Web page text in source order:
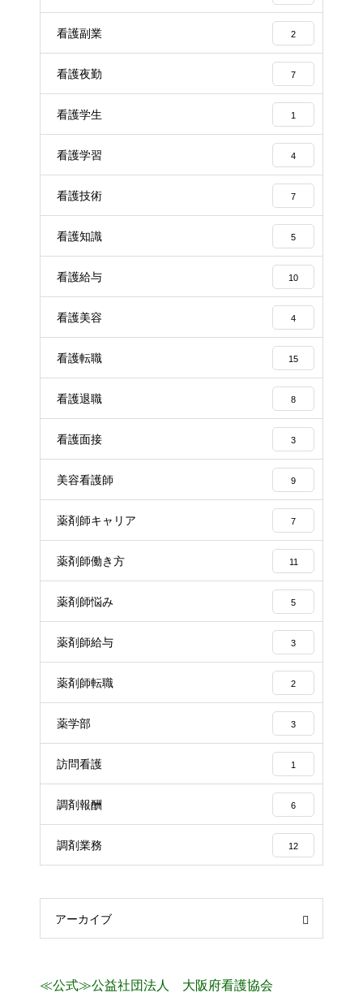
看護副業 2
看護夜勤 7
看護学生 1
看護学習 4
看護技術 7
看護知識 5
看護給与 10
看護美容 4
看護転職 15
看護退職 8
看護面接 3
美容看護師 9
薬剤師キャリア 7
薬剤師働き方 11
薬剤師悩み 5
薬剤師給与 3
薬剤師転職 2
薬学部 3
訪問看護 1
調剤報酬 6
調剤業務 12
アーカイブ
≪公式≫公益社団法人 大阪府看護協会